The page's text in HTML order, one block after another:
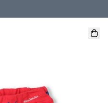
於 本地送貨、本地取貨 )